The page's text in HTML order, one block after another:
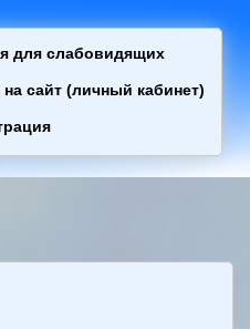
для слабовидящих
сайт (личный кабинет)